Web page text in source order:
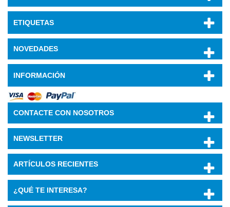
ETIQUETAS
NOVEDADES
INFORMACIÓN
CONTACTE CON NOSOTROS
NEWSLETTER
ARTÍCULOS RECIENTES
¿QUÉ TE INTERESA?